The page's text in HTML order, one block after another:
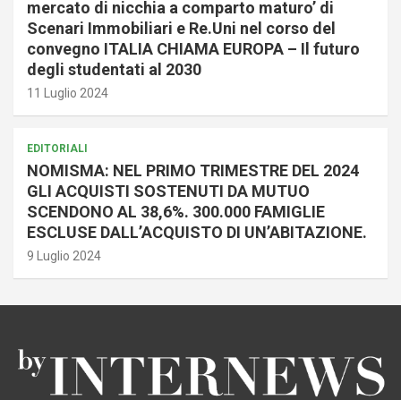
mercato di nicchia a comparto maturo’ di
Scenari Immobiliari e Re.Uni nel corso del
convegno ITALIA CHIAMA EUROPA – Il futuro
degli studentati al 2030
11 Luglio 2024
EDITORIALI
NOMISMA: NEL PRIMO TRIMESTRE DEL 2024
GLI ACQUISTI SOSTENUTI DA MUTUO
SCENDONO AL 38,6%. 300.000 FAMIGLIE
ESCLUSE DALL’ACQUISTO DI UN’ABITAZIONE.
9 Luglio 2024